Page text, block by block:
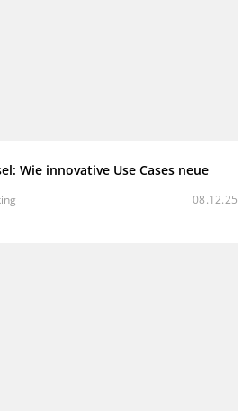
Wie innovative Use Cases neue
08.12.25